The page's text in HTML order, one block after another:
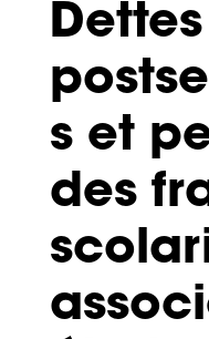
s et
des